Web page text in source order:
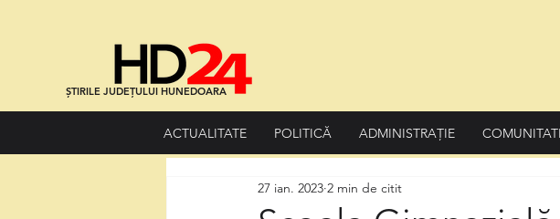
ȘTIRILE JUDEȚULUI HUNEDOARA
ACTUALITATE POLITICĂ ADMINISTRAȚIE
27 ian. 2023 2 min de citit